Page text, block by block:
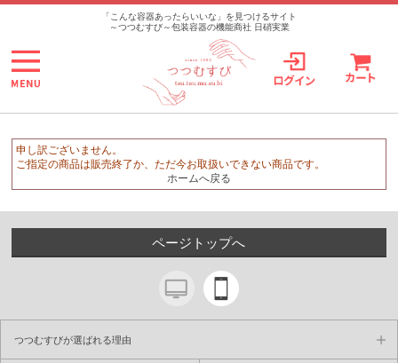
>
「こんな容器あったらいいな」を見つけるサイト
～つつむすび～包装容器の機能商社 日硝実業
申し訳ございません。
ご指定の商品は販売終了か、ただ今お取扱いできない商品です。
ホームへ戻る
ページトップへ
つつむすびが選ばれる理由